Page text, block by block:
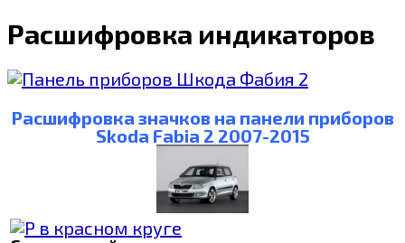
Расшифровка индикаторов
Расшифровка значков на панели приборов
Skoda Fabia 2 2007-2015